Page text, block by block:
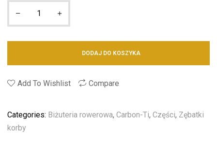
DODAJ DO KOSZYKA
Add To Wishlist Compare
Categories: Biżuteria rowerowa, Carbon-Ti, Części, Zębatki
korby